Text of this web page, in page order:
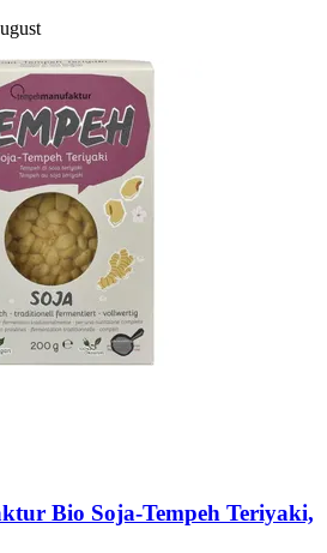
Bio Soja-​Tempeh Teriyaki,